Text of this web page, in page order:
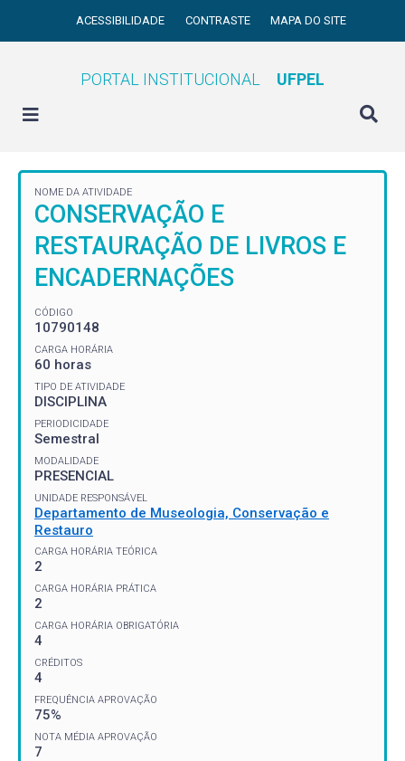
ACESSIBILIDADE CONTRASTE MAPA DO SITE
PORTAL INSTITUCIONAL UFPEL
NOME DA ATIVIDADE
CONSERVAÇÃO E
RESTAURAÇÃO DE LIVROS E
ENCADERNAÇÕES
CÓDIGO
10790148
CARGA HORÁRIA
60 horas
TIPO DE ATIVIDADE
DISCIPLINA
PERIODICIDADE
Semestral
MODALIDADE
PRESENCIAL
UNIDADE RESPONSÁVEL
Departamento de Museologia, Conservação e
Restauro
CARGA HORÁRIA TEÓRICA
2
CARGA HORÁRIA PRÁTICA
2
CARGA HORÁRIA OBRIGATÓRIA
4
CRÉDITOS
4
FREQUÊNCIA APROVAÇÃO
75%
NOTA MÉDIA APROVAÇÃO
7